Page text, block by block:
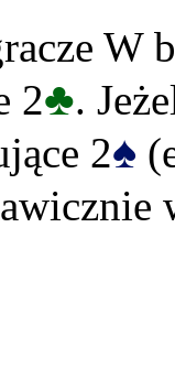
W
2♣.
2♠